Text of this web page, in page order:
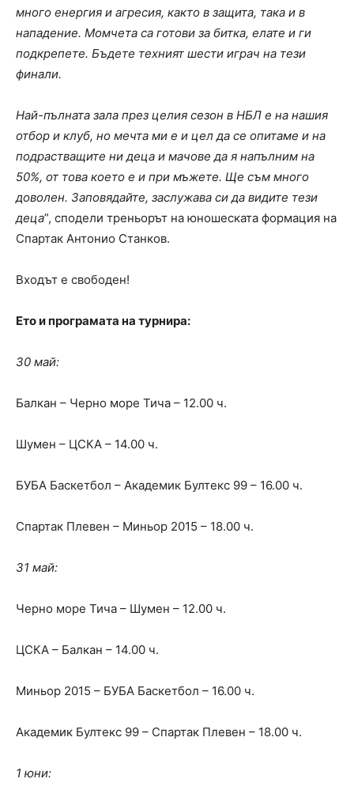
много енергия и агресия, както в защита, така и в
нападение. Момчета са готови за битка, елате и ги
подкрепете. Бъдете техният шести играч на тези
финали.
Най-пълната зала през целия сезон в НБЛ е на нашия
отбор и клуб, но мечта ми е и цел да се опитаме и на
подрастващите ни деца и мачове да я напълним на
50%, от това което е и при мъжете. Ще съм много
доволен. Заповядайте, заслужава си да видите тези
деца”, сподели треньорът на юношеската формация на
Спартак Антонио Станков.
Входът е свободен!
Ето и програмата на турнира:
30 май:
Балкан – Черно море Тича – 12.00 ч.
Шумен – ЦСКА – 14.00 ч.
БУБА Баскетбол – Академик Бултекс 99 – 16.00 ч.
Спартак Плевен – Миньор 2015 – 18.00 ч.
31 май:
Черно море Тича – Шумен – 12.00 ч.
ЦСКА – Балкан – 14.00 ч.
Миньор 2015 – БУБА Баскетбол – 16.00 ч.
Академик Бултекс 99 – Спартак Плевен – 18.00 ч.
1 юни: